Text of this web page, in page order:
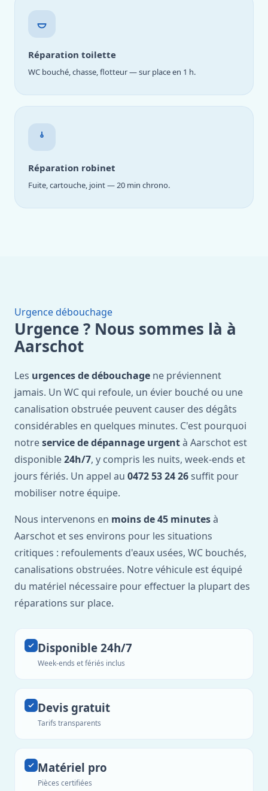
Réparation toilette
WC bouché, chasse, flotteur — sur place en 1 h.
Réparation robinet
Fuite, cartouche, joint — 20 min chrono.
Urgence débouchage
Urgence ? Nous sommes là à
Aarschot
Les urgences de débouchage ne préviennent
jamais. Un WC qui refoule, un évier bouché ou une
canalisation obstruée peuvent causer des dégâts
considérables en quelques minutes. C'est pourquoi
notreservice de dépannage urgentà Aarschot est
disponible24h/7, y compris les nuits, week-ends et
jours fériés. Un appel au 0472 53 24 26 suffit pour
mobiliser notre équipe.
Nous intervenons en moins de 45 minutesà
Aarschot et ses environs pour les situations
critiques : refoulements d'eaux usées, WC bouchés,
canalisations obstruées. Notre véhicule est équipé
du matériel nécessaire pour effectuer la plupart des
réparations sur place.
Disponible 24h/7
Week-ends et fériés inclus
Devis gratuit
Tarifs transparents
Matériel pro
Pièces certifiées